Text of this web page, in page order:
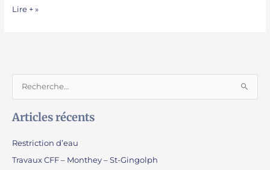
Lire + »
c
r
Articles récents
Restriction d’eau
Travaux CFF – Monthey – St-Gingolph